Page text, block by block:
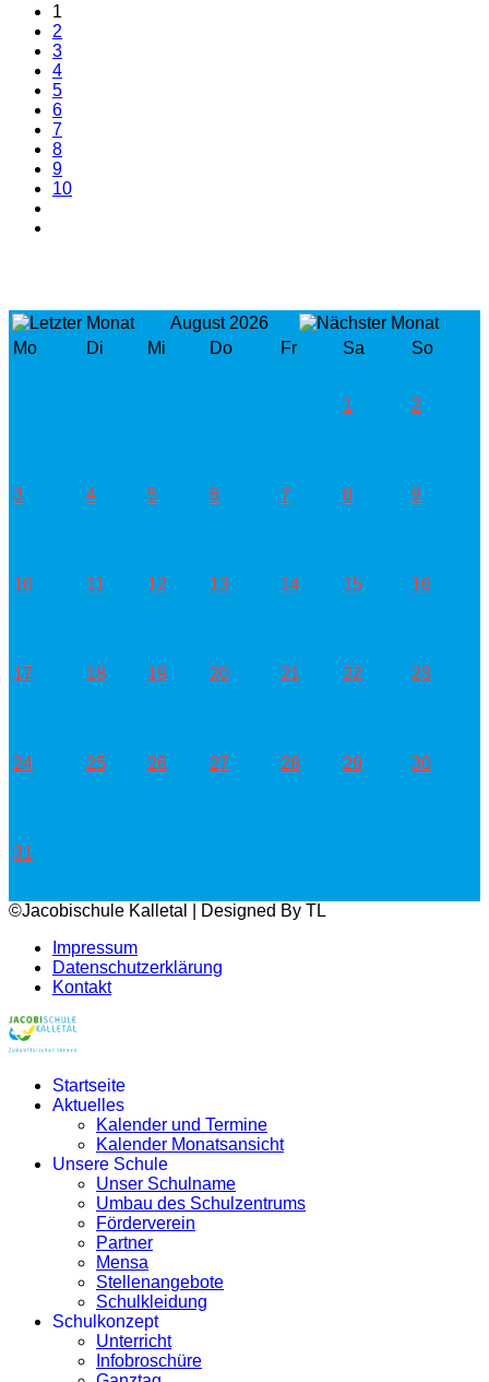
1
2
3
4
5
6
7
8
9
10
August 2026
Mo
Di Mi Do Fr Sa So
1 2
3 4 5 6 7 8 9
10 11 12 13 14 15 16
17 18 19 20 21 22 23
24 25 26 27 28 29 30
31
©Jacobischule Kalletal | Designed By TL
Impressum
Datenschutzerklärung
Kontakt
Startseite
Aktuelles
Kalender und Termine
Kalender Monatsansicht
Unsere Schule
Unser Schulname
Umbau des Schulzentrums
Förderverein
Partner
Mensa
Stellenangebote
Schulkleidung
Schulkonzept
Unterricht
Infobroschüre